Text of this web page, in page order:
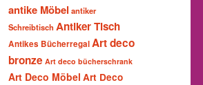
antike Möbel antiker
Schreibtisch Antiker Tisch
Antikes BücherregalArt deco
bronze Art deco bücherschrank
Art Deco Möbel Art Deco